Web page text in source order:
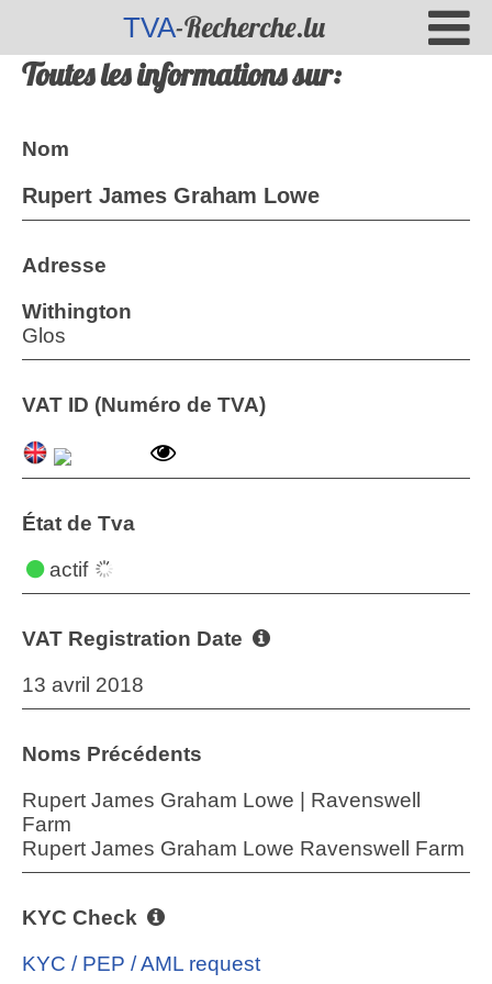
TVA-Recherche.lu
Toutes les informations sur:
Nom
Rupert James Graham Lowe
Adresse
Withington
Glos
VAT ID (Numéro de TVA)
État de Tva
actif
VAT Registration Date
13 avril 2018
Noms Précédents
Rupert James Graham Lowe | Ravenswell
Farm
Rupert James Graham Lowe Ravenswell Farm
KYC Check
KYC / PEP / AML request